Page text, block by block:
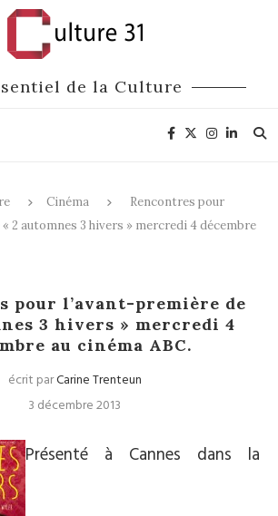
de la Culture
Cinéma
Rencontres pour
2 automnes 3 hivers » mercredi 4 décembre
pour l’avant-première de
3 hivers » mercredi 4
au cinéma ABC.
écrit parCarine Trenteun
3 décembre 2013
Présenté à Cannes dans la